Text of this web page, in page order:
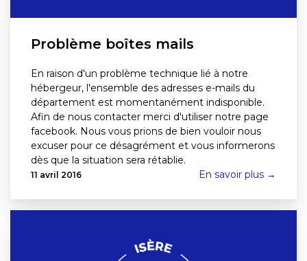
Problème boîtes mails
En raison d'un problème technique lié à notre
hébergeur, l'ensemble des adresses e-mails du
département est momentanément indisponible.
Afin de nous contacter merci d'utiliser notre page
facebook. Nous vous prions de bien vouloir nous
excuser pour ce désagrément et vous informerons
dès que la situation sera rétablie.
11 avril 2016 En savoir plus →